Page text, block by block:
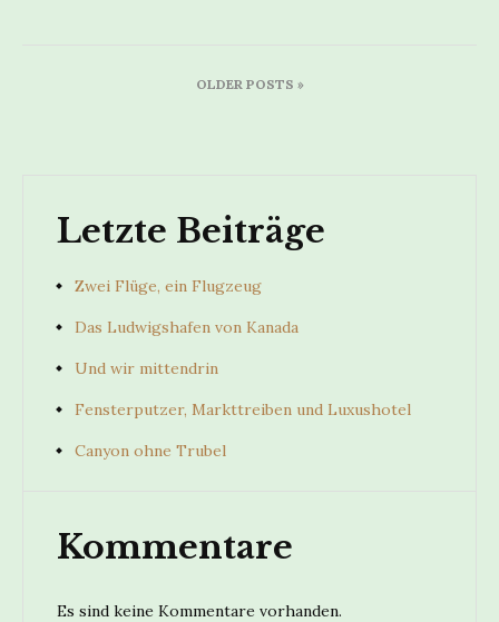
OLDER POSTS »
Letzte Beiträge
Zwei Flüge, ein Flugzeug
Das Ludwigshafen von Kanada
Und wir mittendrin
Fensterputzer, Markttreiben und Luxushotel
Canyon ohne Trubel
Kommentare
Es sind keine Kommentare vorhanden.